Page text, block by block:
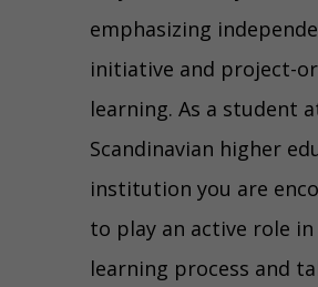
emphasizing
initiative and project-
learning. As a student
Scandinavian higher
institution you are
to play an active role
learning process and